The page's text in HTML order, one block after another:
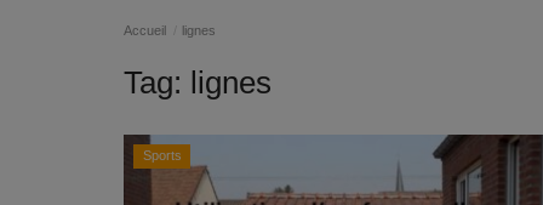
Accueil lignes
Tag: lignes
Sports